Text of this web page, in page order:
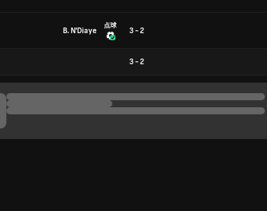
B. N'Diaye
点球
3 - 2
3-2